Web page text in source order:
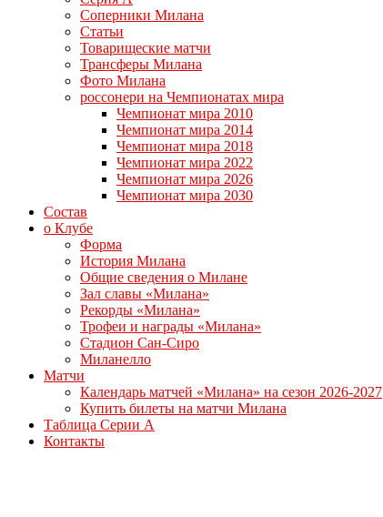
Соперники Милана
Статьи
Товарищеские матчи
Трансферы Милана
Фото Милана
россонери на Чемпионатах мира
Чемпионат мира 2010
Чемпионат мира 2014
Чемпионат мира 2018
Чемпионат мира 2022
Чемпионат мира 2026
Чемпионат мира 2030
Состав
о Клубе
Форма
История Милана
Общие сведения о Милане
Зал славы «Милана»
Рекорды «Милана»
Трофеи и награды «Милана»
Стадион Сан-Сиро
Миланелло
Матчи
Календарь матчей «Милана» на сезон 2026-2027
Купить билеты на матчи Милана
Таблица Серии А
Контакты